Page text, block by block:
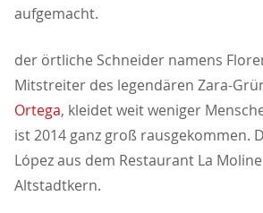
aufgemacht.
der örtliche Schneider namens
Mitstreiter des legendären Zara-
Ortega, kleidet weit weniger
ist 2014 ganz groß rausgekommen.
López aus dem Restaurant La
Altstadtkern.